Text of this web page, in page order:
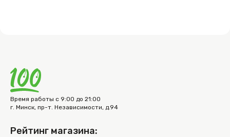
Время работы с 9:00 до 21:00
г. Минск, пр-т. Независимости, д.94
Рейтинг магазина: